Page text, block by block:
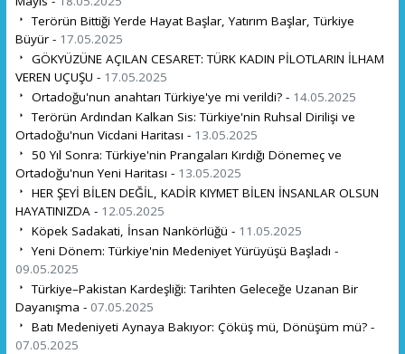
Terörün Bittiği Yerde Hayat Başlar, Yatırım Başlar, Türkiye
Büyür - 17.05.2025
GÖKYÜZÜNE AÇILAN CESARET: TÜRK KADIN PİLOTLARIN İLHAM
VEREN UÇUŞU - 17.05.2025
Ortadoğu'nun anahtarı Türkiye'ye mi verildi? - 14.05.2025
Terörün Ardından Kalkan Sis: Türkiye'nin Ruhsal Dirilişi ve
Ortadoğu'nun Vicdani Haritası - 13.05.2025
50 Yıl Sonra: Türkiye'nin Prangaları Kırdığı Dönemeç ve
Ortadoğu'nun Yeni Haritası - 13.05.2025
HER ŞEYİ BİLEN DEĞİL, KADİR KIYMET BİLEN İNSANLAR OLSUN
HAYATINIZDA - 12.05.2025
Köpek Sadakati, İnsan Nankörlüğü - 11.05.2025
Yeni Dönem: Türkiye'nin Medeniyet Yürüyüşü Başladı -
09.05.2025
Türkiye–Pakistan Kardeşliği: Tarihten Geleceğe Uzanan Bir
Dayanışma - 07.05.2025
Batı Medeniyeti Aynaya Bakıyor: Çöküş mü, Dönüşüm mü? -
07.05.2025